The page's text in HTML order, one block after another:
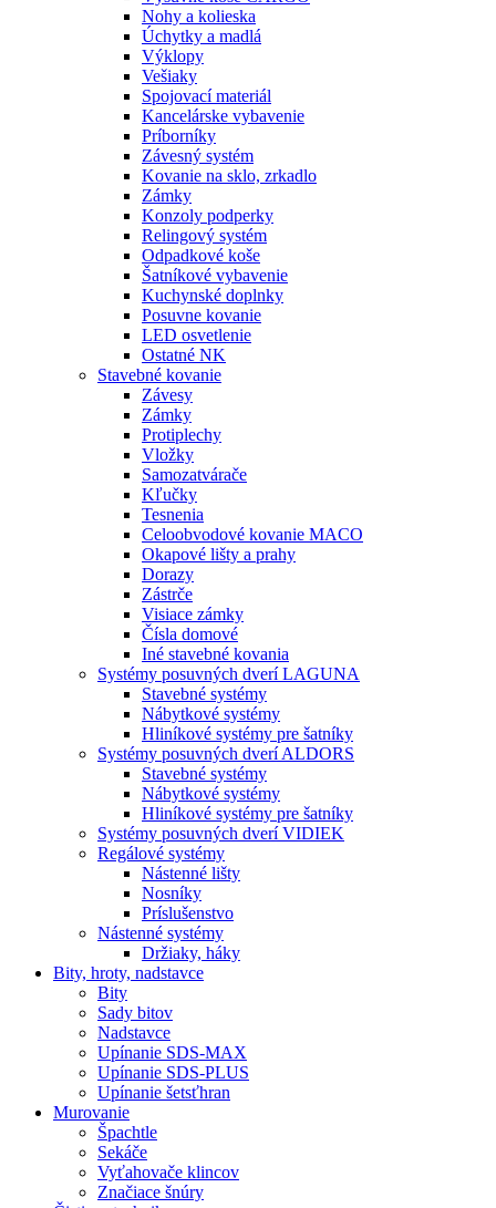
Nohy a kolieska
Úchytky a madlá
Výklopy
Vešiaky
Spojovací materiál
Kancelárske vybavenie
Príborníky
Závesný systém
Kovanie na sklo, zrkadlo
Zámky
Konzoly podperky
Relingový systém
Odpadkové koše
Šatníkové vybavenie
Kuchynské doplnky
Posuvne kovanie
LED osvetlenie
Ostatné NK
Stavebné kovanie
Závesy
Zámky
Protiplechy
Vložky
Samozatvárače
Kľučky
Tesnenia
Celoobvodové kovanie MACO
Okapové lišty a prahy
Dorazy
Zástrče
Visiace zámky
Čísla domové
Iné stavebné kovania
Systémy posuvných dverí LAGUNA
Stavebné systémy
Nábytkové systémy
Hliníkové systémy pre šatníky
Systémy posuvných dverí ALDORS
Stavebné systémy
Nábytkové systémy
Hliníkové systémy pre šatníky
Systémy posuvných dverí VIDIEK
Regálové systémy
Nástenné lišty
Nosníky
Príslušenstvo
Nástenné systémy
Držiaky, háky
Bity, hroty, nadstavce
Bity
Sady bitov
Nadstavce
Upínanie SDS-MAX
Upínanie SDS-PLUS
Upínanie šetsťhran
Murovanie
Špachtle
Sekáče
Vyťahovače klincov
Značiace šnúry